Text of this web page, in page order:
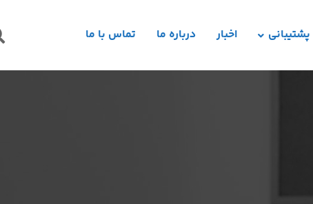
پشتیبانی اخبار درباره ما تماس با ما